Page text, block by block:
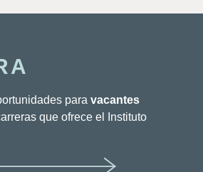
para vacantes
que ofrece el Instituto